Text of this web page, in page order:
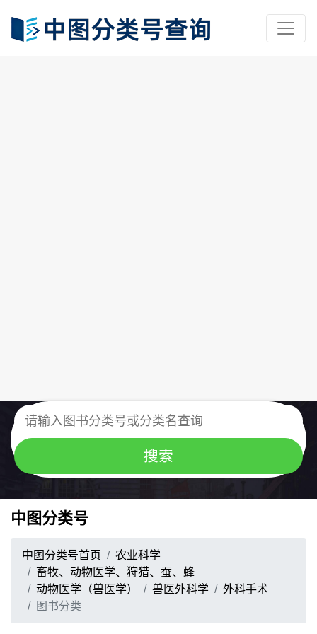
中图分类号
中图分类号首页
农业科学
畜牧、动物医学、狩猎、蚕、蜂
动物医学（兽医学）
兽医外科学
外科手术
图书分类